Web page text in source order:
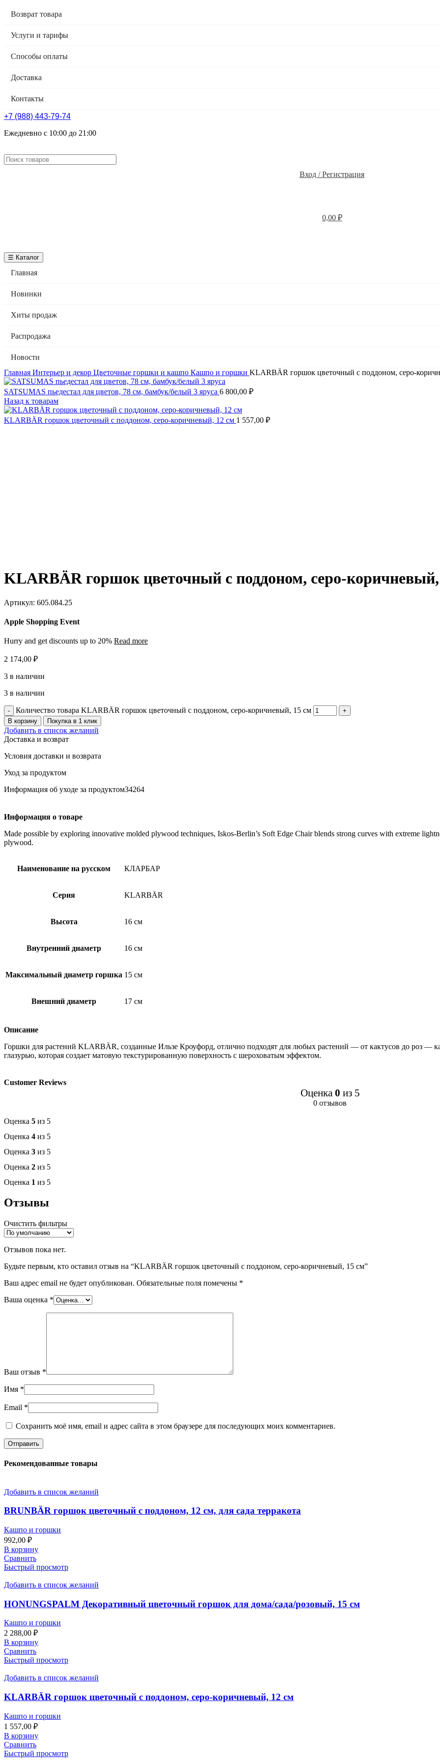
Возврат товара
Услуги и тарифы
Способы оплаты
Доставка
Контакты
+7 (988) 443-79-74
Ежедневно с 10:00 до 21:00
Вход / Регистрация
0,00 ₽
☰ Каталог
Главная
Новинки
Хиты продаж
Распродажа
Новости
Главная Интерьер и декор Цветочные горшки и кашпо Кашпо и горшки KLARBÄR горшок цветочный с поддоном, серо-
SATSUMAS пьедестал для цветов, 78 см, бамбук/белый 3 яруса 6 800,00 ₽
Назад к товарам
KLARBÄR горшок цветочный с поддоном, серо-коричневый, 12 см 1 557,00 ₽
KLARBÄR горшок цветочный с поддоном, серо-
Артикул: 605.084.25
Apple Shopping Event
Hurry and get discounts up to 20% Read more
2 174,00 ₽
3 в наличии
3 в наличии
Количество товара KLARBÄR горшок цветочный с поддоном, серо-коричневый, 15 см
В корзину Покупка в 1 клик
Добавить в список желаний
Доставка и возврат
Условия доставки и возврата
Уход за продуктом
Информация об уходе за продуктом34264
Информация о товаре
Made possible by exploring innovative molded plywood techniques, Iskos-Berlin’s Soft Edge Chair blends strong curves with extreme
plywood.
Наименование на русском КЛАРБАР
Серия KLARBÄR
Высота 16 см
Внутренний диаметр 16 см
Максимальный диаметр горшка 15 см
Внешний диаметр 17 см
Описание
Горшки для растений KLARBÄR, созданные Ильзе Кроуфорд, отлично подходят для любых растений — от кактусов до роз —
глазурью, которая создает матовую текстурированную поверхность с шероховатым эффектом.
Customer Reviews
Оценка 0 из 5
0 отзывов
Оценка 5 из 5
Оценка 4 из 5
Оценка 3 из 5
Оценка 2 из 5
Оценка 1 из 5
Отзывы
Очистить фильтры
Отзывов пока нет.
Будьте первым, кто оставил отзыв на “KLARBÄR горшок цветочный с поддоном, серо-коричневый, 15 см”
Ваш адрес email не будет опубликован. Обязательные поля помечены *
Ваша оценка *
Ваш отзыв *
Имя *
Email *
Сохранить моё имя, email и адрес сайта в этом браузере для последующих моих комментариев.
Рекомендованные товары
Добавить в список желаний
BRUNBÄR горшок цветочный с поддоном, 12 см, для сада терракота
Кашпо и горшки
992,00 ₽
В корзину
Сравнить
Быстрый просмотр
Добавить в список желаний
HONUNGSPALM Декоративный цветочный горшок для дома/сада/розовый, 15 см
Кашпо и горшки
2 288,00 ₽
В корзину
Сравнить
Быстрый просмотр
Добавить в список желаний
KLARBÄR горшок цветочный с поддоном, серо-коричневый, 12 см
Кашпо и горшки
1 557,00 ₽
В корзину
Сравнить
Быстрый просмотр